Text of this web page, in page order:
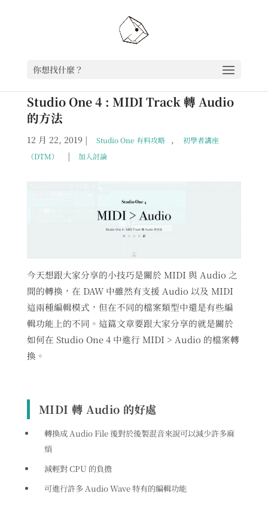
你想找什麼？
Studio One 4 : MIDI Track 轉 Audio
的方法
12 月 22, 2019 | Studio One 有料攻略 ,
初學者講座
（DTM）
| 加入討論
今天想跟大家分享的小技巧是關於 MIDI 與 Audio 之
間的轉換，在 DAW 中雖然有支援 Audio 以及 MIDI
這兩種編輯模式，但在不同的檔案類型中還是有些編
輯功能上的不同。這篇文章要跟大家分享的就是關於
如何在 Studio One 4 中進行 MIDI > Audio 的檔案轉
換。
MIDI 轉 Audio 的好處
轉換成 Audio File 後對於後製混音來說可以減少許多麻
煩
減輕對 CPU 的負擔
可進行許多 Audio Wave 特有的編輯功能